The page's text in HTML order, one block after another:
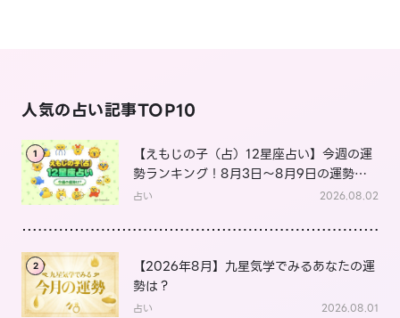
人気の占い記事TOP10
1
【えもじの子（占）12星座占い】今週の運
勢ランキング！8月3日～8月9日の運勢
は？
占い 2026.08.02
2
【2026年8月】九星気学でみるあなたの運
勢は？
占い 2026.08.01